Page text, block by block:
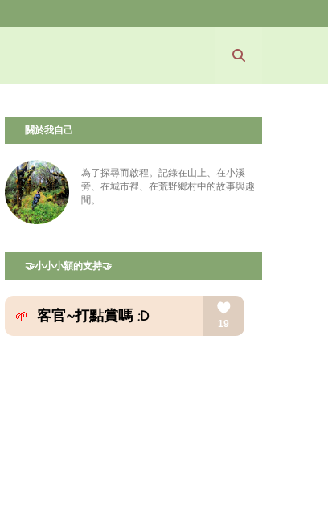
關於我自己
為了探尋而啟程。記錄在山上、在小溪
旁、在城市裡、在荒野鄉村中的故事與趣
聞。
🤝小小小額的支持🤝